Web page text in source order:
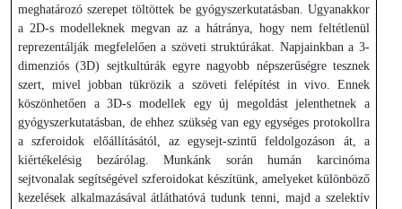
meghatározó szerepet töltöttek be gyógyszerkutatásban. Ugyanakkor
a 2D-s modelleknek megvan az a hátránya, hogy nem feltétlenül
reprezentálják megfelelően a szöveti struktúrákat. Napjainkban a 3-
dimenziós (3D) sejtkultúrák egyre nagyobb népszerűségre tesznek
szert, mivel jobban tükrözik a szöveti felépítést in vivo. Ennek
köszönhetően a 3D-s modellek egy új megoldást jelenthetnek a
gyógyszerkutatásban, de ehhez szükség van egy egységes protokollra
a szferoidok előállításától, az egysejt-szintű feldolgozáson át, a
kiértékelésig bezárólag. Munkánk során humán karcinóma
sejtvonalak segítségével szferoidokat készítünk, amelyeket különböző
kezelések alkalmazásával átláthatóvá tudunk tenni, majd a szelektív